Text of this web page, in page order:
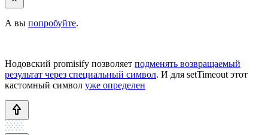
А вы попробуйте.
Нодовский promisify позволяет подменять возвращаемый
результат через специальный символ. И для setTimeout этот
кастомный символ уже определен